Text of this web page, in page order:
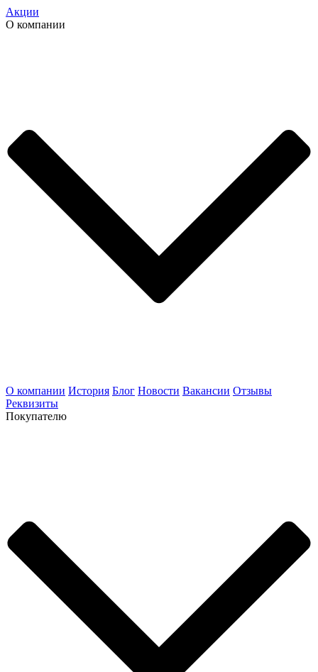
Акции
О компании
О компании История Блог Новости Вакансии Отзывы
Реквизиты
Покупателю